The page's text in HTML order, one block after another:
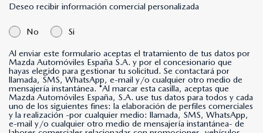
Deseo recibir información comercial personalizada
No Si
Al enviar este formulario aceptas el tratamiento de tus datos por
Mazda Automóviles España S.A. y por el concesionario que
hayas elegido para gestionar tu solicitud. Se contactará por
llamada, SMS, WhatsApp, e-mail y/o cualquier otro medio de
mensajería instantánea. *Al marcar esta casilla, aceptas que
Mazda Automóviles España, S.A. use tus datos para todos y cada
uno de los siguientes fines: la elaboración de perfiles comerciales
y la realización -por cualquier medio: llamada, SMS, WhatsApp,
e-mail y/o cualquier otro medio de mensajería instantánea- de